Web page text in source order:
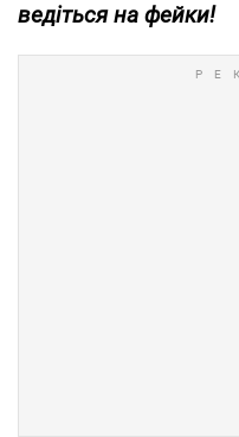
ведіться на фейки!